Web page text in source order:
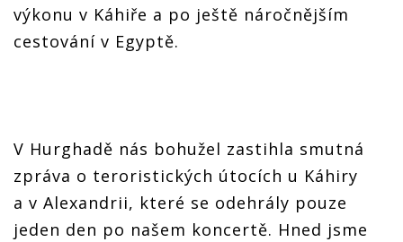
výkonu v Káhiře a po ještě náročnějším
cestování v Egyptě.
V Hurghadě nás bohužel zastihla smutná
zpráva o teroristických útocích u Káhiry
a v Alexandrii, které se odehrály pouze
jeden den po našem koncertě. Hned jsme